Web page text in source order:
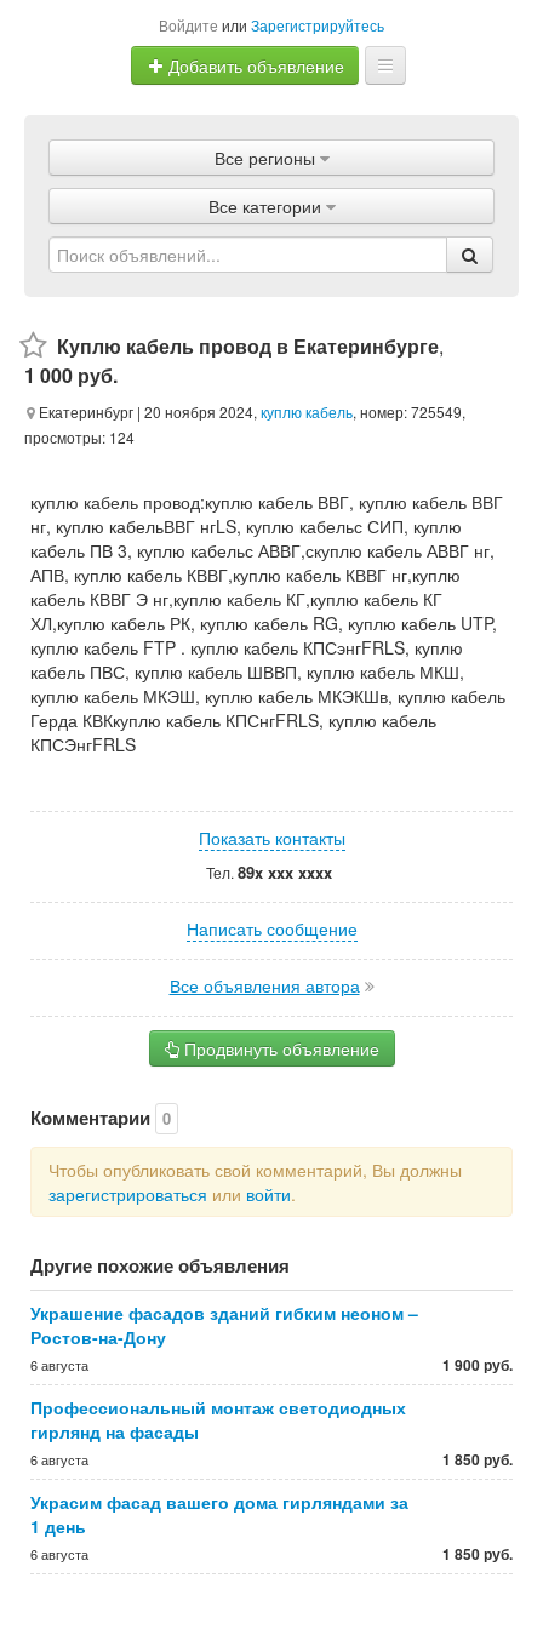
Войдите или Зарегистрируйтесь
Добавить объявление
Объявления
Магазины
Услуги
Все регионы
Все категории
Куплю кабель провод в Екатеринбурге,
1 000 руб.
Екатеринбург | 20 ноября 2024, куплю кабель, номер: 725549,
просмотры: 124
куплю кабель провод:куплю кабель ВВГ, куплю кабель ВВГ
нг, куплю кабельВВГ нгLS, куплю кабельс СИП, куплю
кабель ПВ 3, куплю кабельс АВВГ,скуплю кабель АВВГ нг,
АПВ, куплю кабель КВВГ,куплю кабель КВВГ нг,куплю
кабель КВВГ Э нг,куплю кабель КГ,куплю кабель КГ
ХЛ,куплю кабель РК, куплю кабель RG, куплю кабель UTP,
куплю кабель FTP . куплю кабель КПСэнгFRLS, куплю
кабель ПВС, куплю кабель ШВВП, куплю кабель МКШ,
куплю кабель МКЭШ, куплю кабель МКЭКШв, куплю кабель
Герда КВКкуплю кабель КПСнгFRLS, куплю кабель
КПСЭнгFRLS
Показать контакты
Тел. 89x xxx xxxx
Написать сообщение
Все объявления автора
Продвинуть объявление
Комментарии 0
Чтобы опубликовать свой комментарий, Вы должны
зарегистрироваться или войти.
Другие похожие объявления
Украшение фасадов зданий гибким неоном –
Ростов-на-Дону
6 августа 1 900 руб.
Профессиональный монтаж светодиодных
гирлянд на фасады
6 августа 1 850 руб.
Украсим фасад вашего дома гирляндами за
1 день
6 августа 1 850 руб.